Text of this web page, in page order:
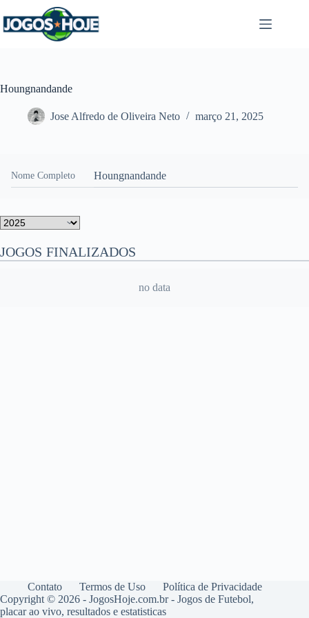
para
o
Houngnandande
Jose Alfredo de Oliveira Neto março 21, 2025
Nome Completo Houngnandande
JOGOS FINALIZADOS
no data
Contato Termos de Uso
Política de Privacidade
Copyright © 2026 - JogosHoje.com.br - Jogos de Futebol,
placar ao vivo, resultados e estatisticas